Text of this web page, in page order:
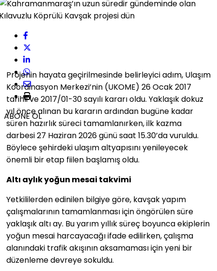
ABONE OL
Projenin hayata geçirilmesinde belirleyici adım, Ulaşım
Koordinasyon Merkezi’nin (UKOME) 26 Ocak 2017
tarihli ve 2017/01-30 sayılı kararı oldu. Yaklaşık dokuz
yıl önce alınan bu kararın ardından bugüne kadar
süren hazırlık süreci tamamlanırken, ilk kazma
darbesi 27 Haziran 2026 günü saat 15.30’da vuruldu.
Böylece şehirdeki ulaşım altyapısını yenileyecek
önemli bir etap fiilen başlamış oldu.
Altı aylık yoğun mesai takvimi
Yetkililerden edinilen bilgiye göre, kavşak yapım
çalışmalarının tamamlanması için öngörülen süre
yaklaşık altı ay. Bu yarım yıllık süreç boyunca ekiplerin
yoğun mesai harcayacağı ifade edilirken, çalışma
alanındaki trafik akışının aksamaması için yeni bir
düzenleme devreye sokuldu.